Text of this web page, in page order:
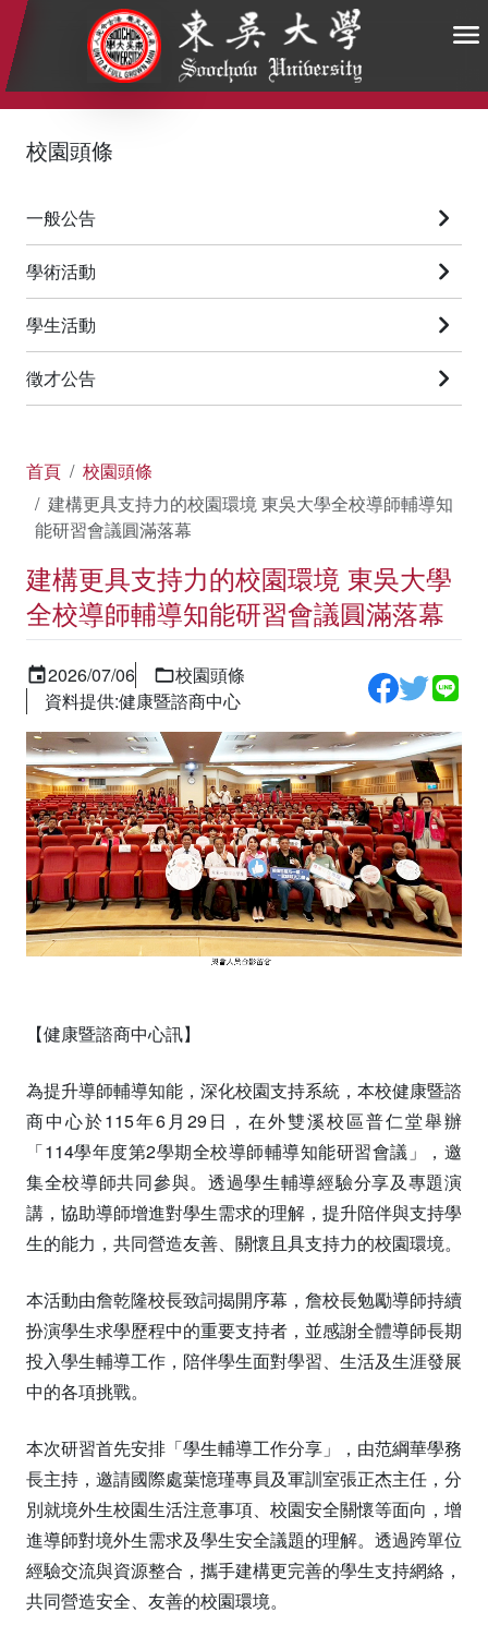
:::
校園頭條
一般公告
學術活動
學生活動
徵才公告
首頁
校園頭條
建構更具支持力的校園環境 東吳大學全校導師輔導知
能研習會議圓滿落幕
建構更具支持力的校園環境 東吳大學
全校導師輔導知能研習會議圓滿落幕
2026/07/06
校園頭條
資料提供:健康暨諮商中心
【健康暨諮商中心訊】
為提升導師輔導知能，深化校園支持系統，本校健康暨諮
商中心於115年6月29日，在外雙溪校區普仁堂舉辦
「114學年度第2學期全校導師輔導知能研習會議」，邀
集全校導師共同參與。透過學生輔導經驗分享及專題演
講，協助導師增進對學生需求的理解，提升陪伴與支持學
生的能力，共同營造友善、關懷且具支持力的校園環境。
本活動由詹乾隆校長致詞揭開序幕，詹校長勉勵導師持續
扮演學生求學歷程中的重要支持者，並感謝全體導師長期
投入學生輔導工作，陪伴學生面對學習、生活及生涯發展
中的各項挑戰。
本次研習首先安排「學生輔導工作分享」，由范綱華學務
長主持，邀請國際處葉憶瑾專員及軍訓室張正杰主任，分
別就境外生校園生活注意事項、校園安全關懷等面向，增
進導師對境外生需求及學生安全議題的理解。透過跨單位
經驗交流與資源整合，攜手建構更完善的學生支持網絡，
共同營造安全、友善的校園環境。